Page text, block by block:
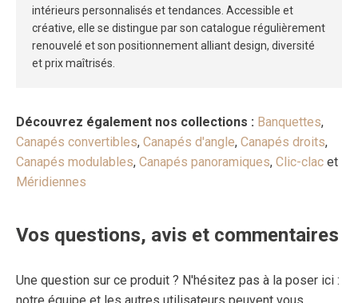
intérieurs personnalisés et tendances. Accessible et
créative, elle se distingue par son catalogue régulièrement
renouvelé et son positionnement alliant design, diversité
et prix maîtrisés.
Découvrez également nos collections : Banquettes,
Canapés convertibles, Canapés d'angle, Canapés droits,
Canapés modulables, Canapés panoramiques, Clic-clac et
Méridiennes
Vos questions, avis et commentaires
Une question sur ce produit ? N'hésitez pas à la poser ici :